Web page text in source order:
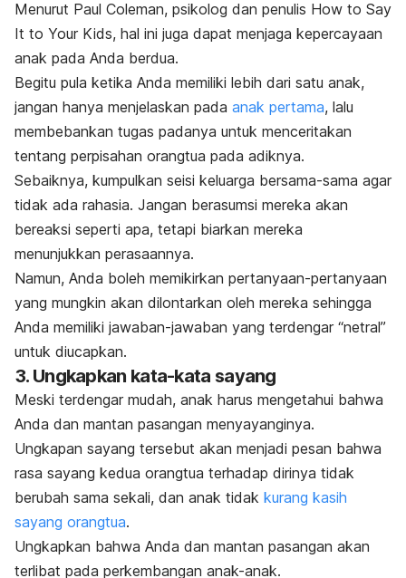
Menurut Paul Coleman, psikolog dan penulis How to Say
It to Your Kids, hal ini juga dapat menjaga kepercayaan
anak pada Anda berdua.
Begitu pula ketika Anda memiliki lebih dari satu anak,
jangan hanya menjelaskan pada anak pertama, lalu
membebankan tugas padanya untuk menceritakan
tentang perpisahan orangtua pada adiknya.
Sebaiknya, kumpulkan seisi keluarga bersama-sama agar
tidak ada rahasia. Jangan berasumsi mereka akan
bereaksi seperti apa, tetapi biarkan mereka
menunjukkan perasaannya.
Namun, Anda boleh memikirkan pertanyaan-pertanyaan
yang mungkin akan dilontarkan oleh mereka sehingga
Anda memiliki jawaban-jawaban yang terdengar “netral”
untuk diucapkan.
3. Ungkapkan kata-kata sayang
Meski terdengar mudah, anak harus mengetahui bahwa
Anda dan mantan pasangan menyayanginya.
Ungkapan sayang tersebut akan menjadi pesan bahwa
rasa sayang kedua orangtua terhadap dirinya tidak
berubah sama sekali, dan anak tidak kurang kasih
sayang orangtua.
Ungkapkan bahwa Anda dan mantan pasangan akan
terlibat pada perkembangan anak-anak.